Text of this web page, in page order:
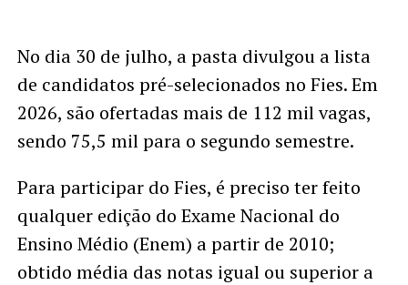
No dia 30 de julho, a pasta divulgou a lista
de candidatos pré-selecionados no Fies. Em
2026, são ofertadas mais de 112 mil vagas,
sendo 75,5 mil para o segundo semestre.
Para participar do Fies, é preciso ter feito
qualquer edição do Exame Nacional do
Ensino Médio (Enem) a partir de 2010;
obtido média das notas igual ou superior a